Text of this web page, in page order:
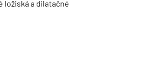
ložiská a dilatačné